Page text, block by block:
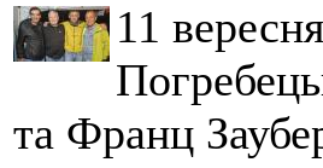
11
та Франц